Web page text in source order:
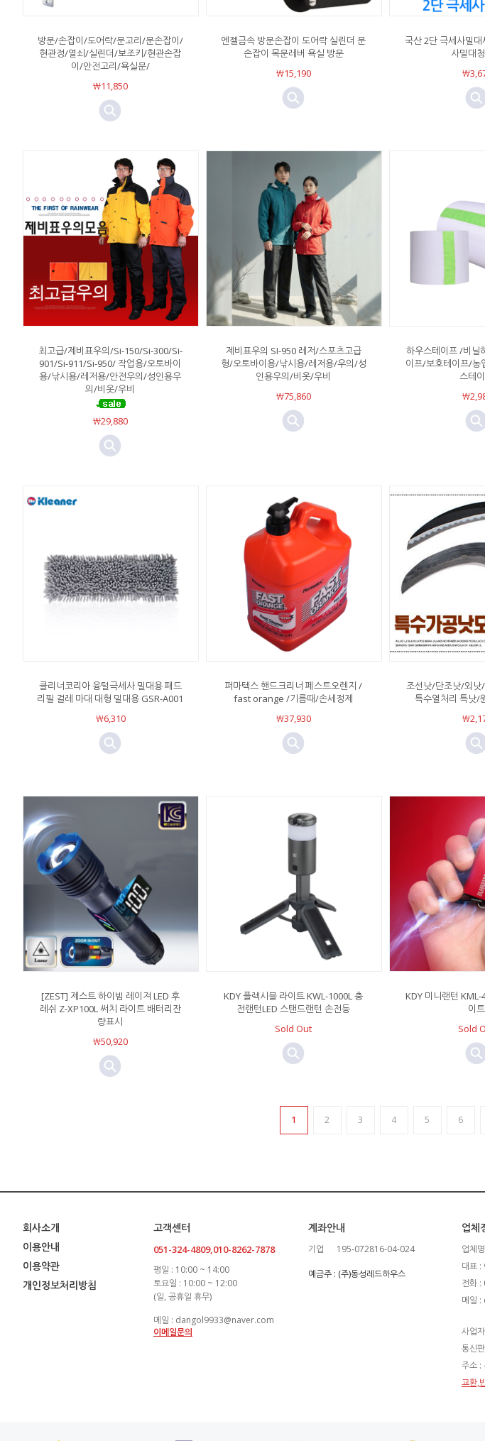
방문/손잡이/도어락/문고리/문손잡이/
현관정/열쇠/실린더/보조키/현관손잡
이/안전고리/욕실문/
￦11,850
엔젤금속 방문손잡이 도어락 실린더 문
손잡이 목문레버 욕실 방문
￦15,190
국산 2단 극세사밀
사밀대
￦
최고급/제비표우의/Si-150/Si-300/Si-
901/Si-911/Si-950/ 작업용/오토바이
용/낚시용/레저용/안전우의/성인용우
의/비옷/우비
￦29,880
제비표우의 SI-950 레저/스포츠고급
형/오토바이용/낚시용/레저용/우의/성
인용우의/비옷/우비
￦75,860
하우스테이프 /비닐
이프/보호테이프/농
스테
￦
클리너코리아 융털극세사 밀대용 패드
리필 걸레 마대 대형 밀대용 GSR-A001
￦6,310
퍼마텍스 핸드크리너 페스트오렌지 /
fast orange /기름때/손세정제
￦37,930
조선낫/단조낫/외
특수열처리 특낫/
￦
[ZEST] 제스트 하이빔 레이져 LED 후
레쉬 Z-XP100L 써치 라이트 배터리잔
량표시
￦50,920
KDY 플렉시블 라이트 KWL-1000L 충
전랜턴LED 스탠드랜턴 손전등
Sold Out
KDY 미니랜턴 KML-
이트
Sold
1 2 3 4 5 6
회사소개
이용안내
이용약관
개인정보처리방침
고객센터
051-324-4809,010-8262-7878
평일 : 10:00 ~ 14:00
토요일 : 10:00 ~ 12:00
(일, 공휴일 휴무)
메일 : dangol9933@naver.com
이메일문의
계좌안내
기업 195-072816-04-024
예금주 : (주)동성레드하우스
업체
업체
대표 :
전화
메일
사업
통신
주소 :
교환,